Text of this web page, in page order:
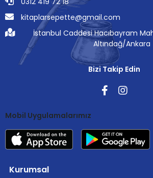
kitaplarsepette@gmail.com
İstanbul Caddesi Hacıbayram
Altındağ/Ankara
Bizi Takip Edin
Mobil Uygulamalarımız
Kurumsal